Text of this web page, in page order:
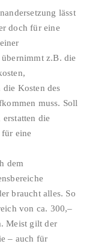
lässt
doch für eine
z.B. die
die Kosten des
muss. Soll
die
eine
dem
braucht alles. So
von ca. 300,–
Meist gilt der
– auch für